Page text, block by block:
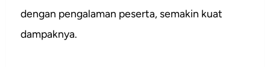
dengan pengalaman peserta, semakin kuat
dampaknya.